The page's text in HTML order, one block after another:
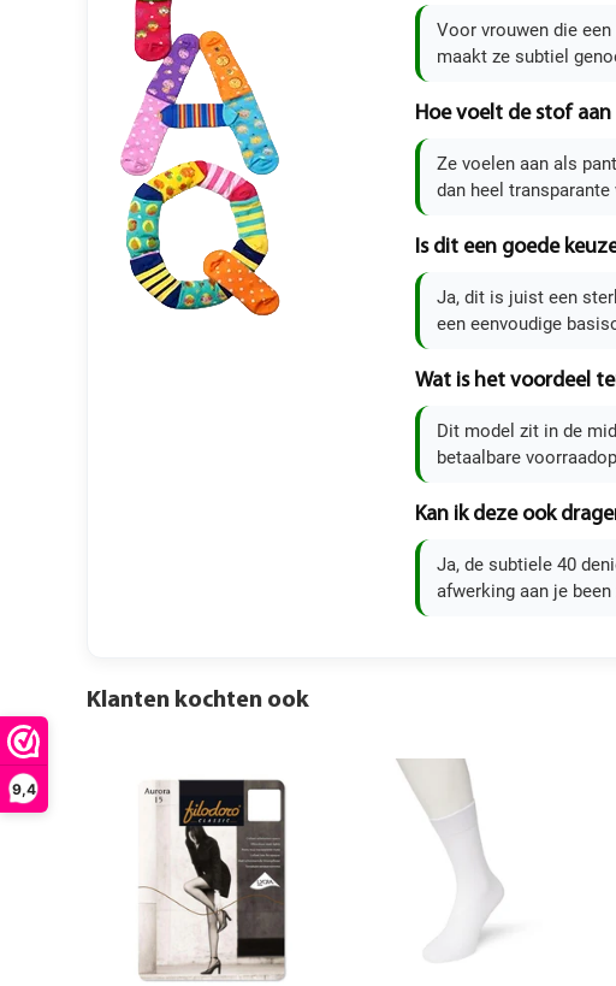
9,4
Voor vrouwen die
maakt ze subtiel
Hoe voelt de stof
Ze voelen aan als
dan heel
Is dit een goede
Ja, dit is juist een
een eenvoudige
Wat is het voordeel
Dit model zit in de
betaalbare
Kan ik deze ook
Ja, de subtiele 40
afwerking aan je
Klanten kochten ook